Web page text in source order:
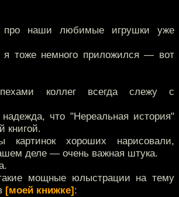
про наши любимые игрушки уже
я тоже немного приложился — вот
коллег всегда слежу с
что "Нереальная история"
книгой.
хороших нарисовали,
деле — очень важная штука.
мощные юлыстрации на тему
[моей книжке]: